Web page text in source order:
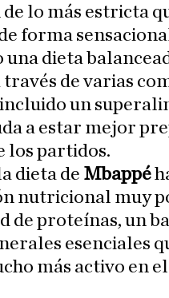
lo más estricta
forma
una dieta
de varias
un
a estar mejor
los partidos.
dieta de Mbappé
nutricional muy
de proteínas, un
esenciales
más activo en